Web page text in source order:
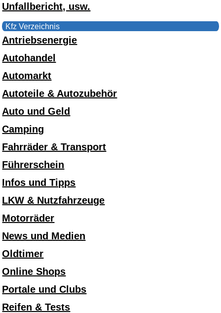
Unfallbericht, usw.
Kfz Verzeichnis
Antriebsenergie
Autohandel
Automarkt
Autoteile & Autozubehör
Auto und Geld
Camping
Fahrräder & Transport
Führerschein
Infos und Tipps
LKW & Nutzfahrzeuge
Motorräder
News und Medien
Oldtimer
Online Shops
Portale und Clubs
Reifen & Tests